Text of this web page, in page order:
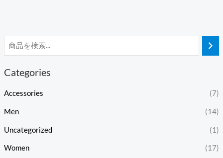
Categories
Accessories (7)
Men (14)
Uncategorized (1)
Women (17)